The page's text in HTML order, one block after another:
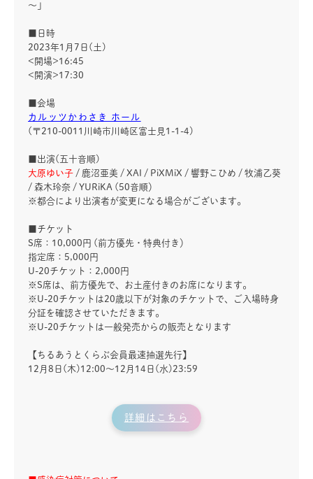
～」
■日時
2023年1月7日(土)
<開場>16:45
<開演>17:30
■会場
カルッツかわさき ホール
(〒210-0011川崎市川崎区富士見1-1-4)
■出演(五十音順)
大原ゆい子 / 鹿沼亜美 / XAI / PiXMiX / 響野こひめ / 牧浦乙葵
/ 森木玲奈 / YURiKA (50音順）
※都合により出演者が変更になる場合がございます。
■チケット
S席：10,000円 (前方優先・特典付き）
指定席：5,000円
U-20チケット：2,000円
※S席は、前方優先で、お土産付きのお席になります。
※U-20チケットは20歳以下が対象のチケットで、ご入場時身
分証を確認させていただきます。
※U-20チケットは一般発売からの販売となります
【ちるあうとくらぶ会員最速抽選先行】
12月8日(木)12:00～12月14日(水)23:59
詳細はこちら